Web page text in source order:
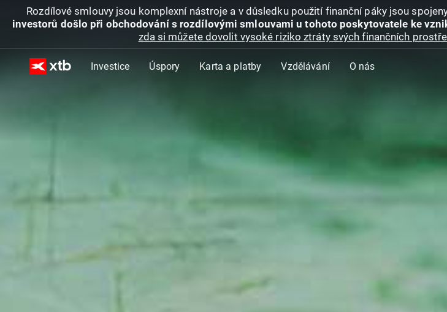
Rozdílové smlouvy jsou komplexní nástroje a v důsledku použití finanční páky jsou
investorů došlo při obchodování s rozdílovými smlouvami u tohoto poskytovatele ke
zda si můžete dovolit vysoké riziko ztráty svých finančních
Investice Úspory Karta a platby Vzdělávání O nás